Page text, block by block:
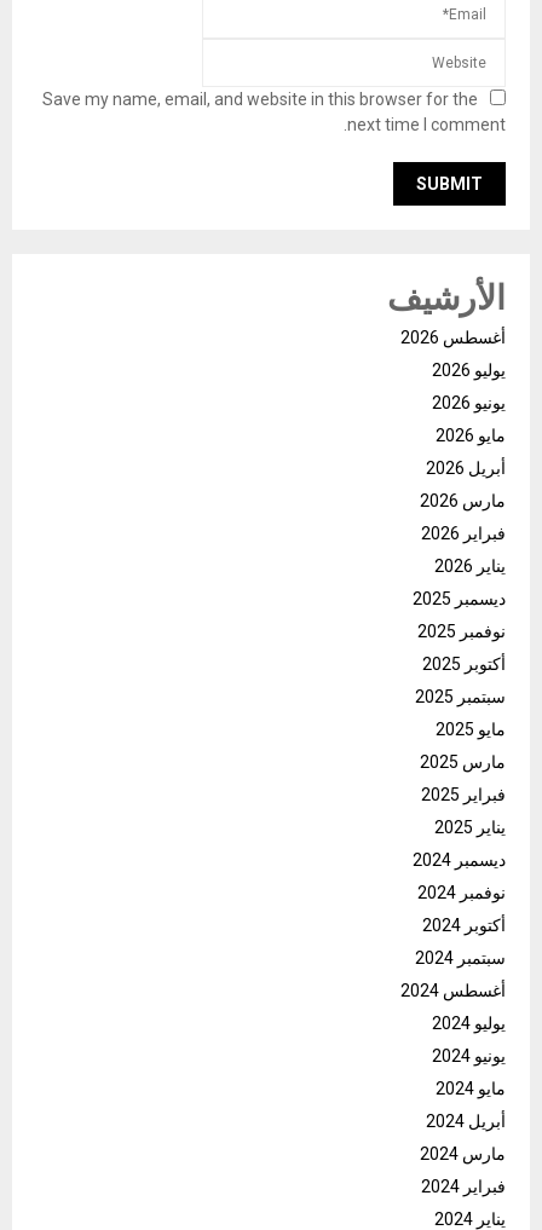
Save my name, email, and website in this browser for the
next time I comment.
الأرشيف
أغسطس 2026
يوليو 2026
يونيو 2026
مايو 2026
أبريل 2026
مارس 2026
فبراير 2026
يناير 2026
ديسمبر 2025
نوفمبر 2025
أكتوبر 2025
سبتمبر 2025
مايو 2025
مارس 2025
فبراير 2025
يناير 2025
ديسمبر 2024
نوفمبر 2024
أكتوبر 2024
سبتمبر 2024
أغسطس 2024
يوليو 2024
يونيو 2024
مايو 2024
أبريل 2024
مارس 2024
فبراير 2024
يناير 2024